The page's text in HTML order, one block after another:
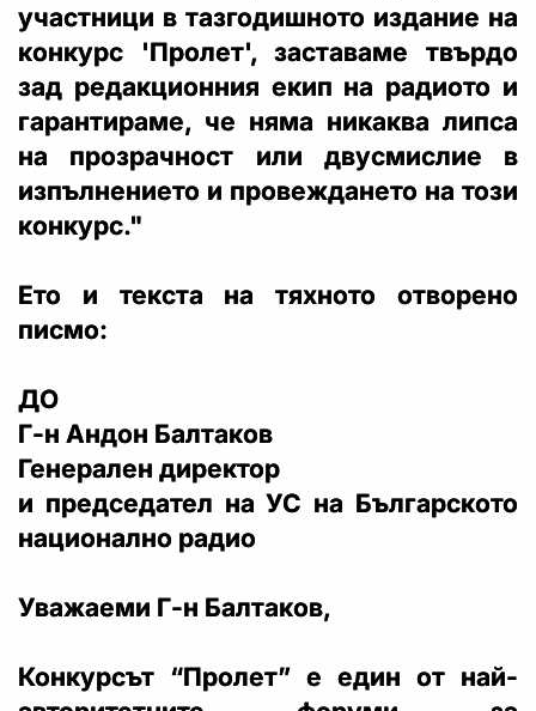
участници в тазгодишното издание на
конкурс 'Пролет', заставаме твърдо
зад редакционния екип на радиото и
гарантираме, че няма никаква липса
на прозрачност или двусмислие в
изпълнението и провеждането на този
конкурс."
Ето и текста на тяхното отворено
писмо:
ДО
Г-н Андон Балтаков
Генерален директор
и председател на УС на Българското
национално радио
Уважаеми Г-н Балтаков,
Конкурсът “Пролет” е един от най-